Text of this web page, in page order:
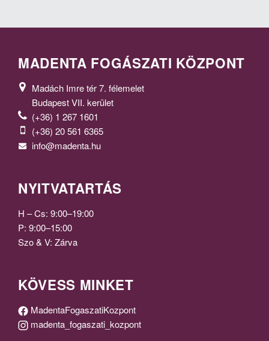
MADENTA FOGÁSZATI KÖZPONT
Madách Imre tér 7. félemelet
Budapest VII. kerület
(+36) 1 267 1601
(+36) 20 561 6365
info@madenta.hu
NYITVATARTÁS
H – Cs: 9:00–19:00
P: 9:00–15:00
Szo & V: Zárva
KÖVESS MINKET
MadentaFogaszatiKozpont
madenta_fogaszati_kozpont